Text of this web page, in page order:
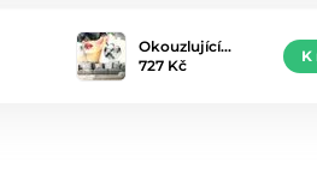
Okouzlující…
727 Kč
K